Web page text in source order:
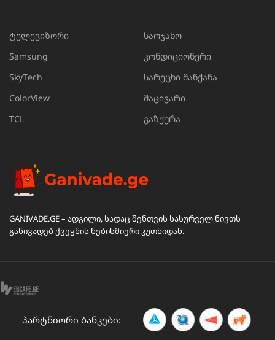
ტელევიზორი
Samsung
SkyTech
ColorView
TCL
საოჯახო
კონდიციონერი
სარეცხი მანქანა
მაცივარი
გაზქურა
GANIVADE.GE – ადგილი, სადაც შენთვის სასურველ ნივთს
განივადებ ქვეყნის ნებისმიერი კუთხიდან.
პარტნიორი ბანკები: